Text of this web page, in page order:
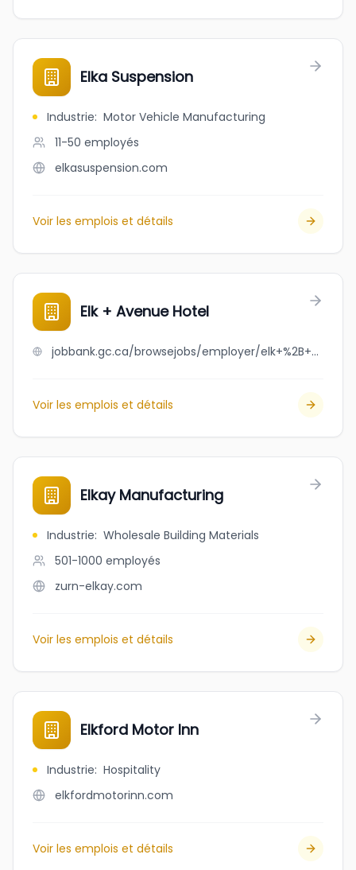
Elka Suspension
Industrie: Motor Vehicle Manufacturing
11-50 employés
elkasuspension.com
Voir les emplois et détails
Elk + Avenue Hotel
jobbank.gc.ca/browsejobs/employer/elk+%2B+avenue+hotel/ca
Voir les emplois et détails
Elkay Manufacturing
Industrie: Wholesale Building Materials
501-1000 employés
zurn-elkay.com
Voir les emplois et détails
Elkford Motor Inn
Industrie: Hospitality
elkfordmotorinn.com
Voir les emplois et détails